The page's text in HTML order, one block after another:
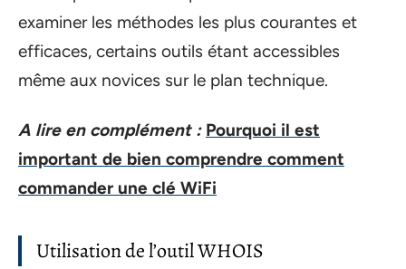
examiner les méthodes les plus courantes et
efficaces, certains outils étant accessibles
même aux novices sur le plan technique.
A lire en complément : Pourquoi il est
important de bien comprendre comment
commander une clé WiFi
Utilisation de l’outil WHOIS